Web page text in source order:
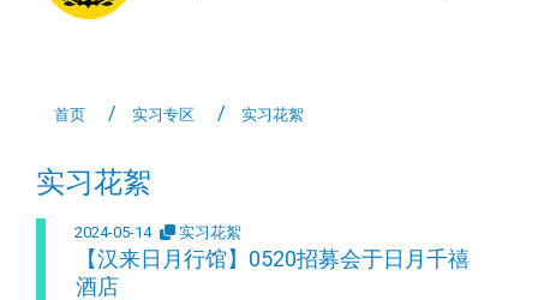
首页 实习专区 实习花絮
实习花絮
2024-05-14 实习花絮
【汉来日月行馆】0520招募会于日月千禧
酒店